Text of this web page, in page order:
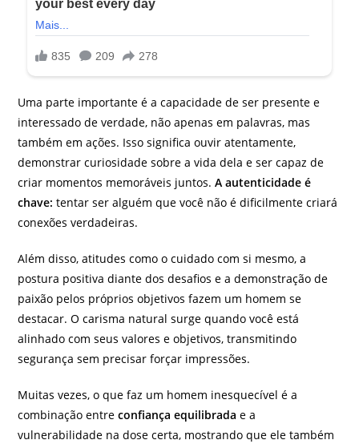
Uma parte importante é a capacidade de ser presente e
interessado de verdade, não apenas em palavras, mas
também em ações. Isso significa ouvir atentamente,
demonstrar curiosidade sobre a vida dela e ser capaz de
criar momentos memoráveis juntos.A autenticidade é
chave: tentar ser alguém que você não é dificilmente criará
conexões verdadeiras.
Além disso, atitudes como o cuidado com si mesmo, a
postura positiva diante dos desafios e a demonstração de
paixão pelos próprios objetivos fazem um homem se
destacar. O carisma natural surge quando você está
alinhado com seus valores e objetivos, transmitindo
segurança sem precisar forçar impressões.
Muitas vezes, o que faz um homem inesquecível é a
combinação entreconfiança equilibrada e a
vulnerabilidade na dose certa, mostrando que ele também